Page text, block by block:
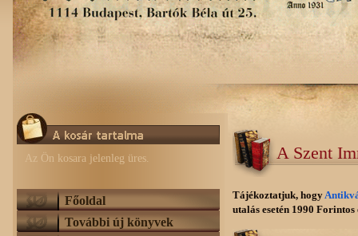
Az Ön kosara jelenleg üres.
Főoldal
További új könyvek
A Szent
Tájékoztatjuk, hogy
utalás esetén 1990